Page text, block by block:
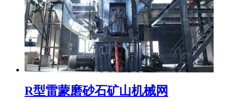
R型雷蒙磨砂石矿山机械网